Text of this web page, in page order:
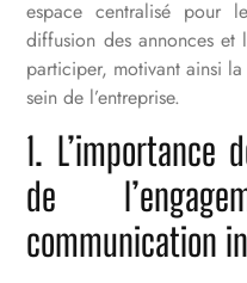
espace centralisé pour
diffusion des annonces et
participer, motivant ainsi
sein de l’entreprise.
1. L’importance
de
communication